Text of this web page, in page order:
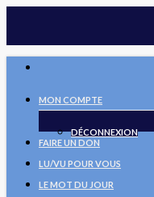
main
FACEBOOK
MON COMPTE
DÉCONNEXION
FAIRE UN DON
LU/VU POUR VOUS
LE MOT DU JOUR